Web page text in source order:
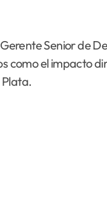
Senior de
el impacto